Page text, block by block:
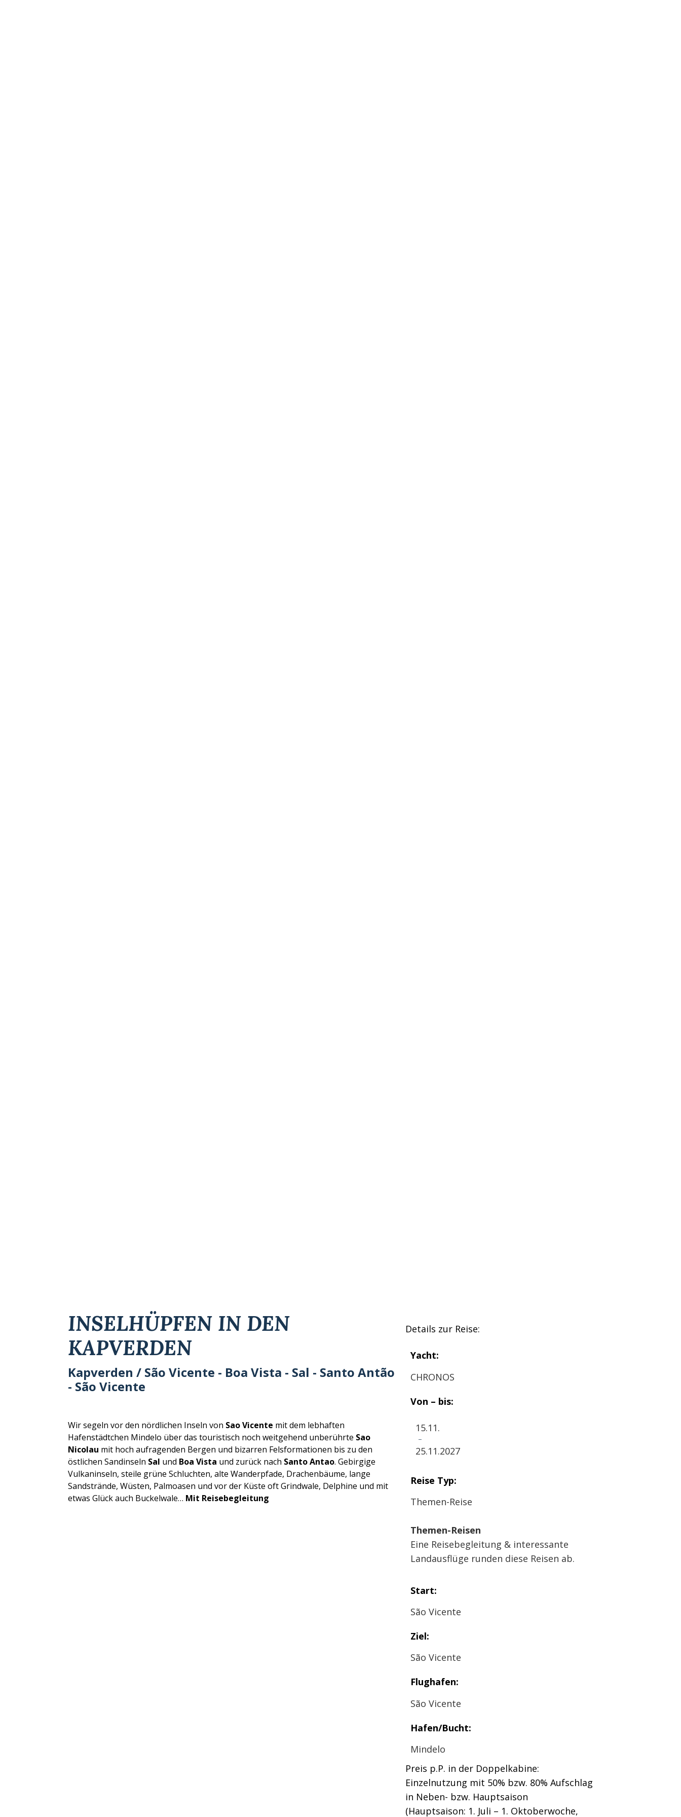
INSELHÜPFEN IN DEN
KAPVERDEN
Kapverden / São Vicente - Boa Vista - Sal - Santo Antão
- São Vicente
Wir segeln vor den nördlichen Inseln von Sao Vicente mit dem lebhaften
Hafenstädtchen Mindelo über das touristisch noch weitgehend unberührte Sao
Nicolau mit hoch aufragenden Bergen und bizarren Felsformationen bis zu den
östlichen Sandinseln Sal und Boa Vista und zurück nach Santo Antao. Gebirgige
Vulkaninseln, steile grüne Schluchten, alte Wanderpfade, Drachenbäume, lange
Sandstrände, Wüsten, Palmoasen und vor der Küste oft Grindwale, Delphine und mit
etwas Glück auch Buckelwale… Mit Reisebegleitung
Details zur Reise:
Yacht:
CHRONOS
Von – bis:
15.11.
-
25.11.2027
Reise Typ:
Themen-Reise
Themen-Reisen
Eine Reisebegleitung & interessante
Landausflüge runden diese Reisen ab.
Start:
São Vicente
Ziel:
São Vicente
Flughafen:
São Vicente
Hafen/Bucht:
Mindelo
Preis p.P. in der Doppelkabine:
Einzelnutzung mit 50% bzw. 80% Aufschlag
in Neben- bzw. Hauptsaison
(Hauptsaison: 1. Juli – 1. Oktoberwoche,